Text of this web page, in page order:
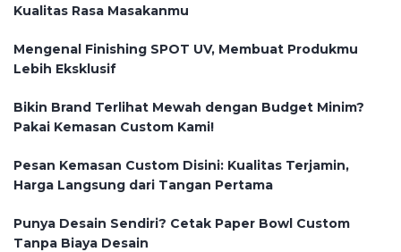
Kualitas Rasa Masakanmu
Mengenal Finishing SPOT UV, Membuat Produkmu
Lebih Eksklusif
Bikin Brand Terlihat Mewah dengan Budget Minim?
Pakai Kemasan Custom Kami!
Pesan Kemasan Custom Disini: Kualitas Terjamin,
Harga Langsung dari Tangan Pertama
Punya Desain Sendiri? Cetak Paper Bowl Custom
Tanpa Biaya Desain